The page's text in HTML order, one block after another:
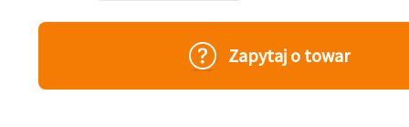
Zapytaj o towar